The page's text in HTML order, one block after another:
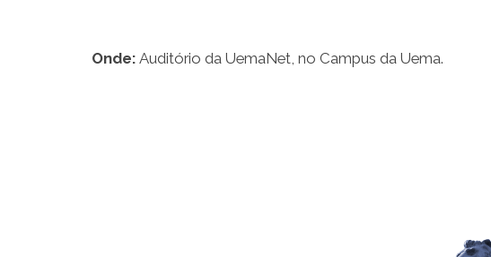
Onde: Auditório da UemaNet, no Campus da Uema.